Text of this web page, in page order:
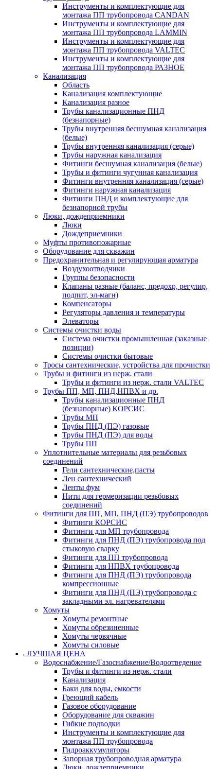
Инструменты и комплектующие для
монтажа ПП трубопровода CANDAN
Инструменты и комплектующие для
монтажа ПП трубопровода LAMMIN
Инструменты и комплектующие для
монтажа ПП трубопровода VALTEC
Инструменты и комплектующие для
монтажа ПП трубопровода РАЗНОЕ
Канализация
Область
Канализация комплектующие
Канализация разное
Трубы канализационные ПНД
(безнапорные)
Трубы внутренняя бесшумная канализация
(белые)
Трубы внутренняя канализация (серые)
Трубы наружная канализация
Фитинги бесшумная канализация (белые)
Трубы и фитинги чугунная канализация
Фитинги внутренняя канализация (серые)
Фитинги наружная канализация
Фитинги ПНД и комплектующие для
безнапорной трубы
Люки, дождеприемники
Люки
Дождеприемники
Муфты противопожарные
Оборудование для скважин
Предохранительная и регулирующая арматура
Воздухоотводчики
Группы безопасности
Клапаны разные (баланс, предохр, регулир,
подпит, эл-магн)
Компенсаторы
Регуляторы давления и температуры
Элеваторы
Системы очистки воды
Система очистки промышленная (заказные
позиции)
Системы очистки бытовые
Тросы сантехнические, устройства для прочистки
Трубы и фитинги из нерж. стали
Трубы и фитинги из нерж. стали VALTEC
Трубы ПП, МП, ПНД,НПВХ и др.
Трубы канализационные ПНД
(безнапорные) КОРСИС
Трубы МП
Трубы ПНД (ПЭ) газовые
Трубы ПНД (ПЭ) для воды
Трубы ПП
Уплотнительные материалы для резьбовых
соединений
Гели сантехнические,пасты
Лен сантехнический
Ленты фум
Нити для гермеризации резьбовых
соединений
Фитинги для ПП, МП, ПНД (ПЭ) трубопроводов
Фитинги КОРСИС
Фитинги для МП трубопровода
Фитинги для ПНД (ПЭ) трубопровода под
стыковую сварку
Фитинги для ПП трубопровода
Фитинги для НПВХ трубопровода
Фитинги для ПНД (ПЭ) трубопровода
компрессионные
Фитинги для ПНД (ПЭ) трубопровода с
закладными эл. нагревателями
Хомуты
Хомуты ремонтные
Хомуты обрезиненные
Хомуты червячные
Хомуты силовые
ЛУЧШАЯ ЦЕНА
Водоснабжение/Газоснабжение/Водоотведение
Трубы и фитинги из нерж. стали
Канализация
Баки для воды, емкости
Греющий кабель
Газовое оборудование
Оборудование для скважин
Гибкие подводки
Инструменты и комплектующие для
монтажа ПП трубопровода
Гидроаккумуляторы
Запорная трубопроводная арматура
Люки, дождеприемники